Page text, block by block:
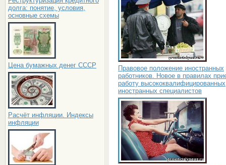
долга: понятие, условия,
основные схемы
Цена бумажных денег СССР
Расчёт инфляции. Индексы
инфляции
Правовое положение иностранных
работников. Новое в правилах
работу высококвалифицированных
иностранных специалистов